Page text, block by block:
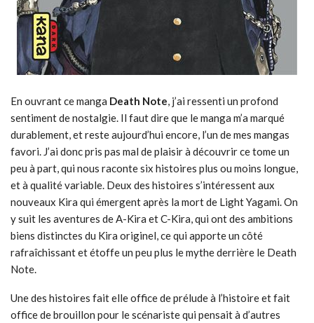
En ouvrant ce manga Death Note, j’ai ressenti un profond
sentiment de nostalgie. Il faut dire que le manga m’a marqué
durablement, et reste aujourd’hui encore, l’un de mes mangas
favori. J’ai donc pris pas mal de plaisir à découvrir ce tome un
peu à part, qui nous raconte six histoires plus ou moins longue,
et à qualité variable. Deux des histoires s’intéressent aux
nouveaux Kira qui émergent après la mort de Light Yagami. On
y suit les aventures de A-Kira et C-Kira, qui ont des ambitions
biens distinctes du Kira originel, ce qui apporte un côté
rafraîchissant et étoffe un peu plus le mythe derrière le Death
Note.
Une des histoires fait elle office de prélude à l’histoire et fait
office de brouillon pour le scénariste qui pensait à d’autres